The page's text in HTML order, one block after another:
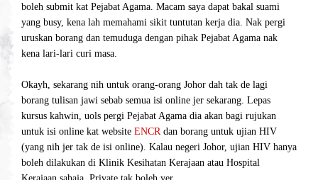
boleh submit kat Pejabat Agama. Macam saya dapat bakal suami
yang busy, kena lah memahami sikit tuntutan kerja dia. Nak pergi
uruskan borang dan temuduga dengan pihak Pejabat Agama nak
kena lari-lari curi masa.
Okayh, sekarang nih untuk orang-orang Johor dah tak de lagi
borang tulisan jawi sebab semua isi online jer sekarang. Lepas
kursus kahwin, uols pergi Pejabat Agama dia akan bagi rujukan
untuk isi online kat website ENCR dan borang untuk ujian HIV
(yang nih jer tak de isi online). Kalau negeri Johor, ujian HIV hanya
boleh dilakukan di Klinik Kesihatan Kerajaan atau Hospital